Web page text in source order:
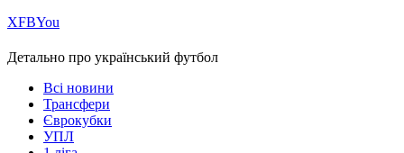
ХFBYou
Детально про український футбол
Всі новини
Трансфери
Єврокубки
УПЛ